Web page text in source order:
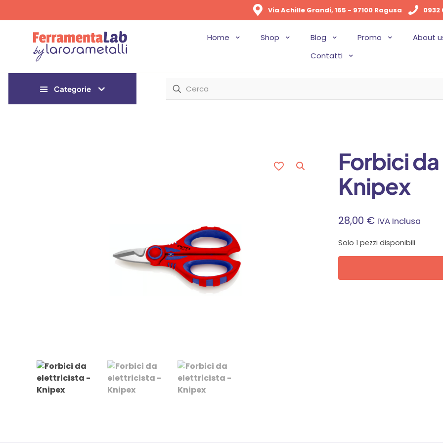
Via Achille Grandi, 165 - 97100 Ragusa 0932
Home Shop Blog Promo
About
Contatti
Categorie
Forbici
Knipex
28,00 € IVA Inclusa
Solo 1 pezzi disponibili